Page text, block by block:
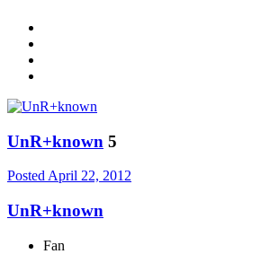
UnR+known 5
Posted April 22, 2012
UnR+known
Fan